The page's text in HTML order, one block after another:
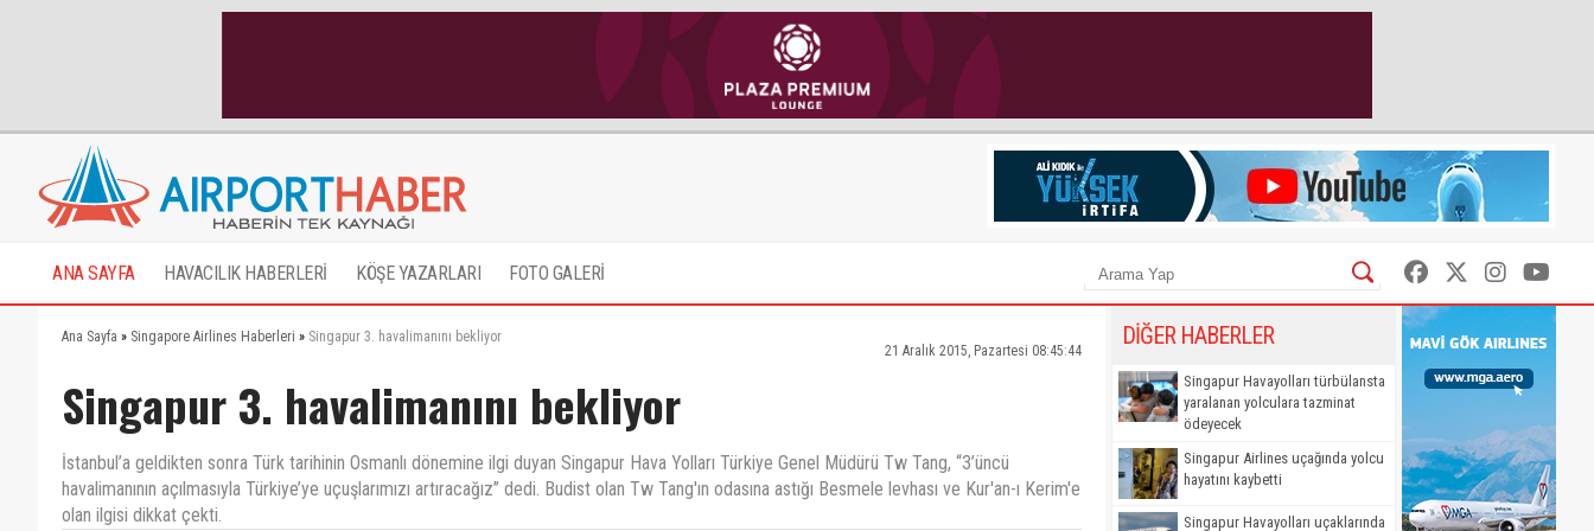
ANA SAYFA HAVACILIK HABERLERİ KÖŞE YAZARLARI FOTO GALERİ
Ana Sayfa » Singapore Airlines Haberleri » Singapur 3. havalimanını bekliyor
21 Aralık 2015, Pazartesi 08:45:44
Singapur 3. havalimanını bekliyor
İstanbul’a geldikten sonra Türk tarihinin Osmanlı dönemine ilgi duyan Singapur Hava Yolları Türkiye Genel Müdürü Tw Tang, “3’üncü
havalimanının açılmasıyla Türkiye’ye uçuşlarımızı artıracağız” dedi. Budist olan Tw Tang'ın odasına astığı Besmele levhası ve Kur'an-ı Kerim'e
olan ilgisi dikkat çekti.
DİĞER HABERLER
Singapur Havayolları türbülansta
yaralanan yolculara tazminat
ödeyecek
Singapur Airlines uçağında yolcu
hayatını kaybetti
Singapur Havayolları uçaklarında